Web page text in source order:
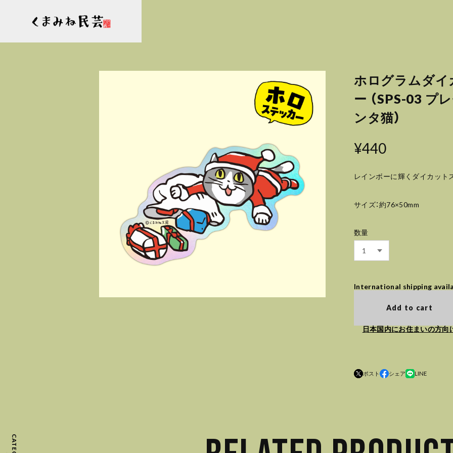
ホログラムダイ
ー （SPS-03 プ
ンタ猫）
¥440
レインボーに輝くダイカット
サイズ：約76×50mm
数量
International shipping
Add to cart
日本国内にお住まいの方向
ポスト シェア LINE